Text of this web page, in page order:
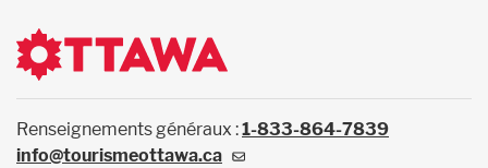
Renseignements généraux :1-833-864-7839
info@tourismeottawa.ca